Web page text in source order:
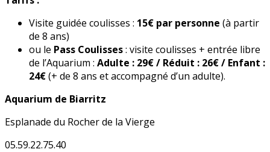
Visite guidée coulisses : 15€ par personne (à partir
de 8 ans)
ou le Pass Coulisses: visite coulisses + entrée libre
de l’Aquarium : Adulte : 29€ / Réduit : 26€ / Enfant :
24€(+ de 8 ans et accompagné d’un adulte).
Aquarium de Biarritz
Esplanade du Rocher de la Vierge
05.59.22.75.40